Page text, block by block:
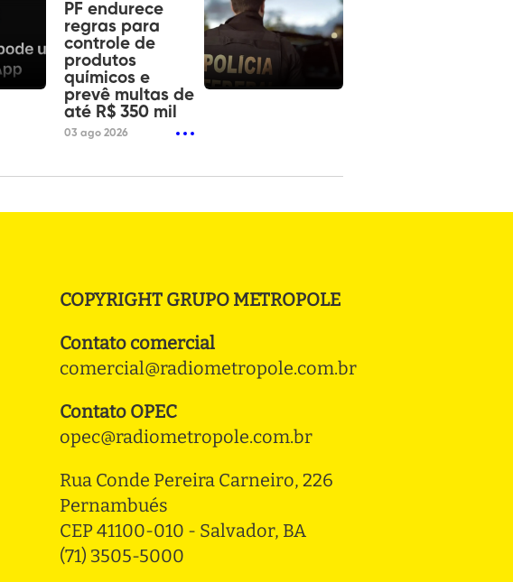
PF endurece
regras para
controle de
produtos
químicos e
prevê multas de
até R$ 350 mil
03 ago 2026
COPYRIGHT GRUPO METROPOLE
Contato comercial
comercial@radiometropole.com.br
Contato OPEC
opec@radiometropole.com.br
Rua Conde Pereira Carneiro, 226
Pernambués
CEP 41100-010 - Salvador, BA
(71) 3505-5000